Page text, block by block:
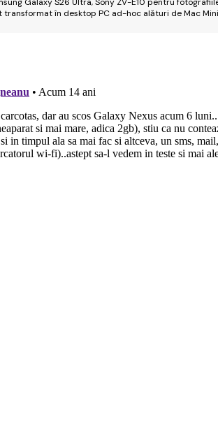
Galaxy S26 Ultra, Sony ZV-E10 pentru
transformat în desktop PC ad-hoc alături de Mac